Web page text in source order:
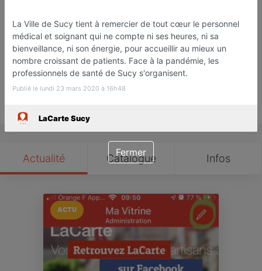
Favori Contacter
Ouvre demain dès 09:00
Actualité Catalogue Infos
ACTU
La Ville de Sucy tient à remercier de tout cœur le personnel
médical et soignant qui ne compte ni ses heures, ni sa
bienveillance, ni son énergie, pour accueillir au mieux un
nombre croissant de patients. Face à la pandémie, les
professionnels de santé de Sucy s'organisent.
Publié le lundi 23 mars 2020 à 16h48
LaCarte Sucy
Fermer